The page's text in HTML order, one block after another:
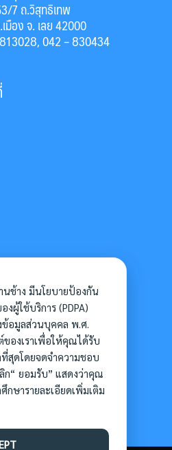
7 ถ.วิสุทธิเทพ
มือง จ. เลย 42000
042 – 830434
นช้าง มีนโยบายป้องกัน
ผู้ใช้บริการ (PDPA)
อมูลส่วนบุคคล พ.ศ.
องเราเพื่อให้คุณได้รับ
สุดโดยจดจำความชอบ
ก“ ยอมรับ” แสดงว่าคุณ
ษารายละเอียดเพิ่มเติม